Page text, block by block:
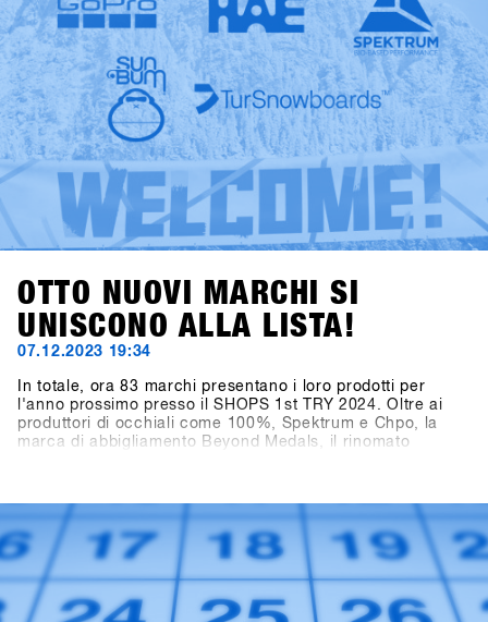
OTTO NUOVI MARCHI SI
UNISCONO ALLA LISTA!
07.12.2023 19:34
In totale, ora 83 marchi presentano i loro prodotti per
l'anno prossimo presso il SHOPS 1st TRY 2024. Oltre ai
produttori di occhiali come 100%, Spektrum e Chpo, la
marca di abbigliamento Beyond Medals, il rinomato
Particolarmente emozionante è la notizia dell'aggiunta nel
settore Hardware per Snowboard: anche Tur Snowboards
dalla Svezia è presente.Accedi a SHOPS 1st BASE per
scoprire di più su questi nuovi marchi!